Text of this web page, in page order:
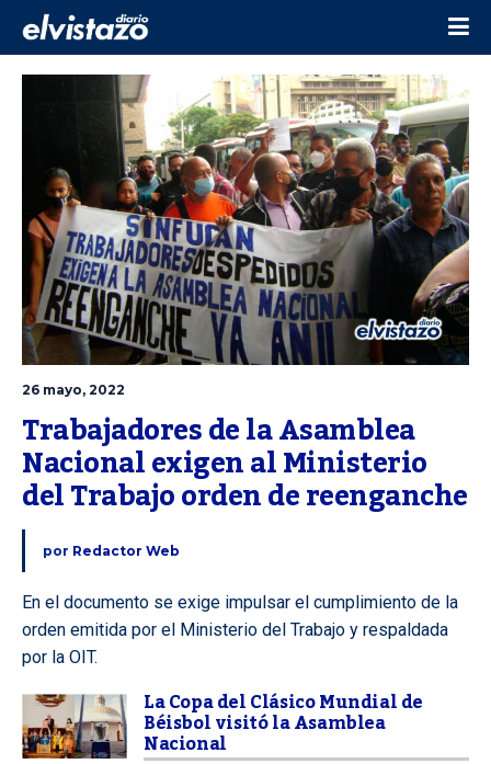
26 mayo, 2022
Trabajadores de la Asamblea
Nacional exigen al Ministerio
del Trabajo orden de reenganche
por Redactor Web
En el documento se exige impulsar el cumplimiento de la
orden emitida por el Ministerio del Trabajo y respaldada
por la OIT.
La Copa del Clásico Mundial de
Béisbol visitó la Asamblea
Nacional